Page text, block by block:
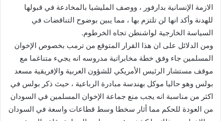
الازمة الإنسانية بدارفور ، ووصف المليشيا بالمخادعة في قبولها
للهدنة وأكد انها لن تلتزم بها ، مما يبين بوضوح التناقضات في
السياسة الخارجية لواشنطن تجاه الخرطوم.
ومن الدلائل على ان هذا القرار المتوقع من ترمب بخصوص الإخوان
المسلمين جاء وفق خطة مخابراتية مدروسه انه يجيء متناغما مع
موقف مستشار الرئيس الأمريكي للشؤون العربية والإفريقية مسعد
بولس وهو حاليا موكل بهندسة مبادرة الرباعية ، حيث ذكر بولس في
اكثر من مناسبة انه يجب منع جماعة الإخوان المسلمين في السودان
من العودة للحكم مما أثار سخطا وسط قطاعات واسعة في السودان